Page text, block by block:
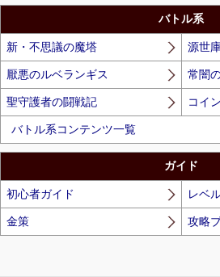
バトル系
新・不思議の魔塔 源世
厭悪のルベランギス 常闇
聖守護者の闘戦記 コイ
バトル系コンテンツ一覧
ガイド
初心者ガイド レベ
金策 攻略